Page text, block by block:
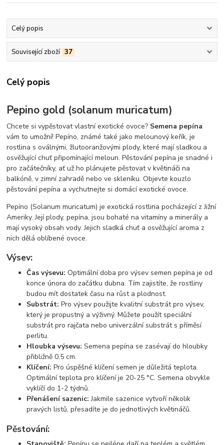
Celý popis
Související zboží 37
Celý popis
Pepino gold (solanum muricatum)
Chcete si vypěstovat vlastní exotické ovoce? Semena pepína
vám to umožní! Pepíno, známé také jako melounový keřík, je
rostlina s oválnými, žlutooranžovými plody, které mají sladkou a
osvěžující chuť připomínající meloun. Pěstování pepína je snadné i
pro začátečníky, ať už ho plánujete pěstovat v květináči na
balkóně, v zimní zahradě nebo ve skleníku. Objevte kouzlo
pěstování pepína a vychutnejte si domácí exotické ovoce.
Pepíno (Solanum muricatum) je exotická rostlina pocházející z Jižní
Ameriky. Její plody, pepína, jsou bohaté na vitamíny a minerály a
mají vysoký obsah vody. Jejich sladká chuť a osvěžující aroma z
nich dělá oblíbené ovoce.
Výsev:
Čas výsevu: Optimální doba pro výsev semen pepína je od
konce února do začátku dubna. Tím zajistíte, že rostliny
budou mít dostatek času na růst a plodnost.
Substrát: Pro výsev použijte kvalitní substrát pro výsev,
který je propustný a výživný. Můžete použít speciální
substrát pro rajčata nebo univerzální substrát s příměsí
perlitu.
Hloubka výsevu: Semena pepína se zasévají do hloubky
přibližně 0,5 cm.
Klíčení: Pro úspěšné klíčení semen je důležitá teplota.
Optimální teplota pro klíčení je 20-25 °C. Semena obvykle
vyklíčí do 1-2 týdnů.
Přenášení sazenic: Jakmile sazenice vytvoří několik
pravých listů, přesadíte je do jednotlivých květináčů.
Pěstování: